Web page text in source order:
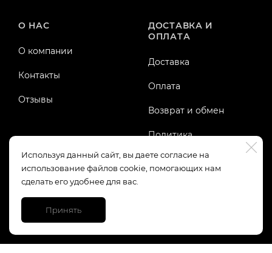
Используя данный сайт, вы даете согласие на
использование файлов cookie, помогающих нам
сделать его удобнее для вас.
Принять
О НАС
О компании
Контакты
Отзывы
ДОСТАВКА И
ОПЛАТА
Доставка
Оплата
Возврат и обмен
Политика
конфиденциальности
Публичная оферта